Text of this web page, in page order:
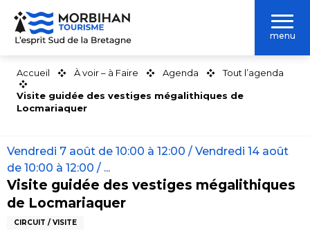
Aller
contenu
menu
Accueil À voir – à Faire Agenda Tout l’agenda
Visite guidée des vestiges mégalithiques de
Locmariaquer
Vendredi 7 août de 10:00 à 12:00 / Vendredi 14 août
de 10:00 à 12:00 / ...
Visite guidée des vestiges mégalithiques
de Locmariaquer
CIRCUIT / VISITE